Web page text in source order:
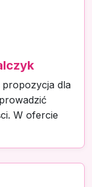
dla
W ofercie